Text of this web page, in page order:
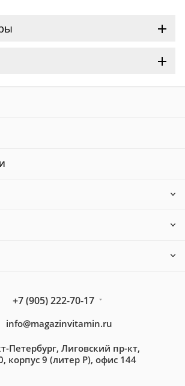
+7 (905) 222-70-17
info@magazinvitamin.ru
Петербург, Лиговский пр-кт,
корпус 9 (литер Р), офис 144